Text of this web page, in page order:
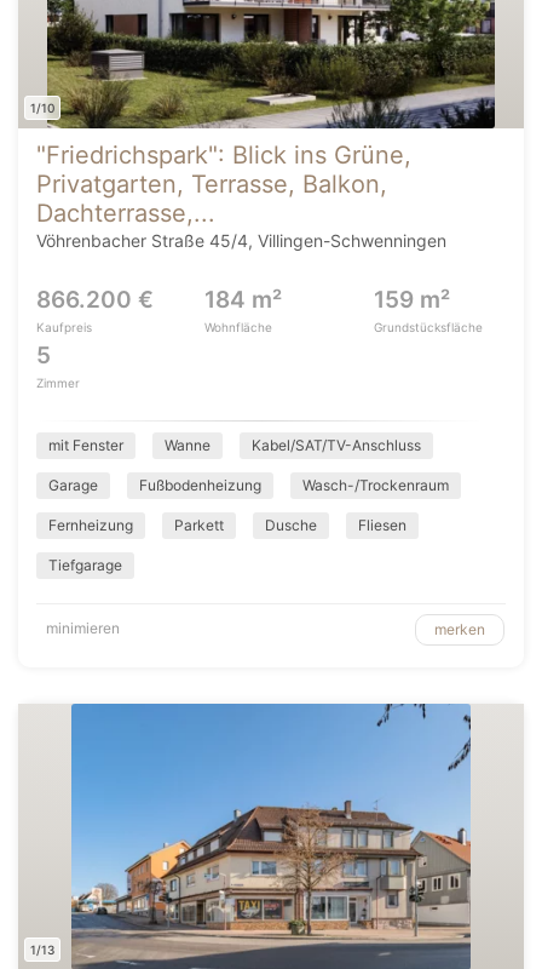
1/10
"Friedrichspark": Blick ins Grüne,
Privatgarten, Terrasse, Balkon,
Dachterrasse,...
Vöhrenbacher Straße 45/4, Villingen-Schwenningen
866.200 €
Kaufpreis
184 m²
Wohnfläche
159 m²
Grundstücksfläche
5
Zimmer
mit Fenster Wanne Kabel/SAT/TV-Anschluss
Garage Fußbodenheizung Wasch-/Trockenraum
Fernheizung Parkett Dusche Fliesen
Tiefgarage
minimieren merken
1/13